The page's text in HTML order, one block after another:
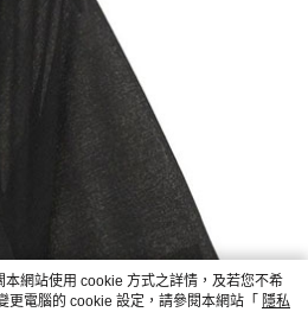
網站使用 cookie 方式之詳情，及若您不希
更電腦的 cookie 設定，請參閱本網站「 隱私